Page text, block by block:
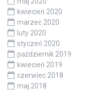
kwiecień 2020
marzec 2020
luty 2020
styczeń 2020
październik 2019
kwiecień 2019
czerwiec 2018
maj 2018